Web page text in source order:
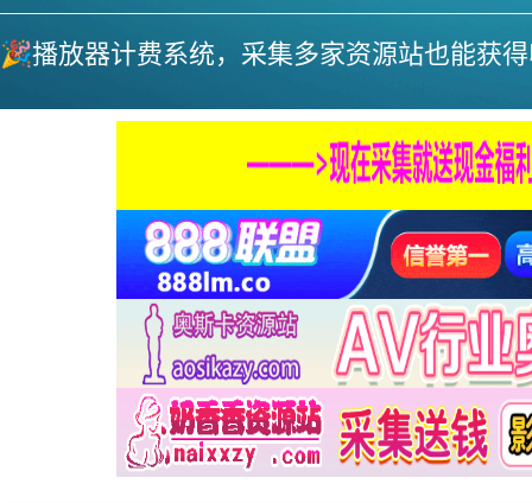
🎉播放器计费系统，采集多家资源站也能获